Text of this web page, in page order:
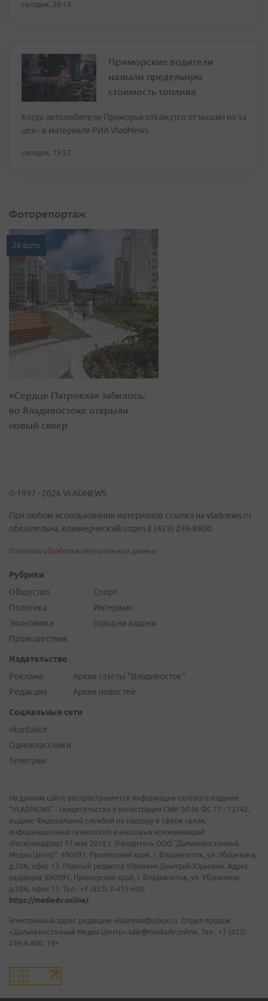
сегодня, 20:14
Приморские водители
назвали предельную
стоимость топлива
Когда автолюбители Приморья откажутся от машин из-за
цен - в материале РИА VladNews
сегодня, 19:27
Фоторепортаж
20 фото
«Сердце Патрокла» забилось:
во Владивостоке открыли
новый сквер
© 1997 - 2026 VLADNEWS
При любом использовании материалов ссылка на vladnews.ru
обязательна. Коммерческий отдел 8 (423) 249-8800
Политика обработки персональных данных
Рубрики
Общество
Политика
Экономика
Происшествия
Спорт
Интервью
Город на ладони
Издательство
Реклама
Редакция
Архив газеты "Владивосток"
Архив новостей
Социальные сети
vkontakte
Одноклассники
Телеграм
На данном сайте распространяется информация сетевого издания
"VLADNEWS" - свидетельство о регистрации СМИ ЭЛ № ФС 77 - 72742,
выдано Федеральной службой по надзору в сфере связи,
информационных технологий и массовых коммуникаций
(Роскомнадзор) 17 мая 2018 г. Учредитель ООО "Дальневосточный
Медиа Центр". 690091, Приморский край, г. Владивосток, ул. Уборевича,
д.20А, офис 13. Главный редактор Юркевич Дмитрий Юрьевич. Адрес
редакции: 690091, Приморский край, г. Владивосток, ул. Уборевича,
д.20А, офис 13. Тел.: +7 (423) 2-415-600.
https://mediadv.online/
Электронный адрес редакции: vladnews@inbox.ru. Отдел продаж
«Дальневосточный Медиа Центр» sale@mediadv.online. Тел.: +7 (423)
249-8-800. 18+